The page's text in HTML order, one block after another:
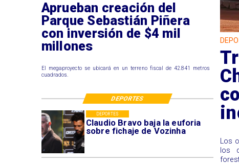
Claudio Bravo baja la euforia
sobre fichaje de Vozinha
DEPORTES
Aprueban creación del
Parque Sebastián Piñera
con inversión de $4 mil
millones
El megaproyecto se ubicará en un terreno fiscal de 42.841 metros
cuadrados.
Los
los
DEPORTES